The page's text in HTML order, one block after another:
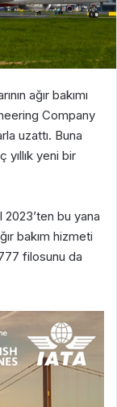
ağır bakımı
Company
uzattı. Buna
yıllık yeni bir
2023’ten bu yana
bakım hizmeti
filosunu da